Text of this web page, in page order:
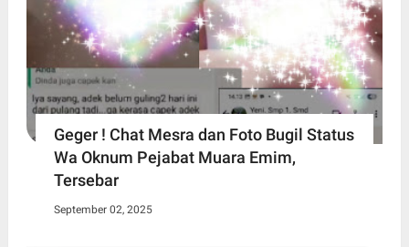
Geger ! Chat Mesra dan Foto Bugil Status
Wa Oknum Pejabat Muara Emim,
Tersebar
September 02, 2025